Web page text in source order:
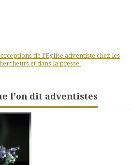
de l'Eglise adventiste chez les
et dans la presse.
l'on dit adventistes